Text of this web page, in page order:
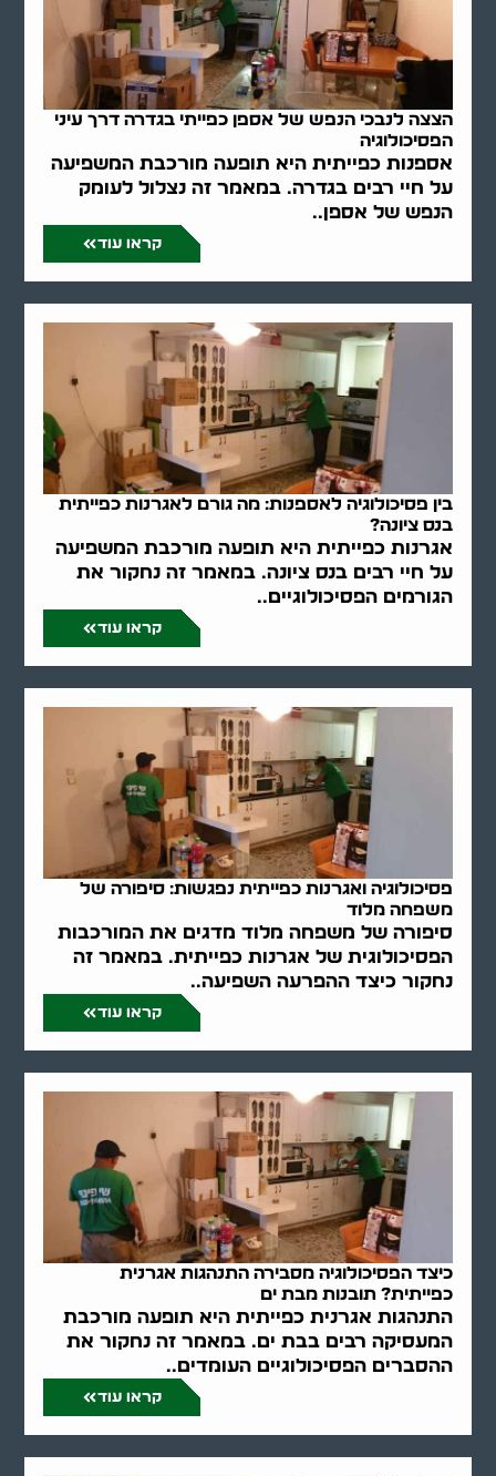
הצצה לנבכי הנפש של אספן כפייתי בגדרה דרך עיני
הפסיכולוגיה
אספנות כפייתית היא תופעה מורכבת המשפיעה
על חיי רבים בגדרה. במאמר זה נצלול לעומק
הנפש של אספן..
קראו עוד
בין פסיכולוגיה לאספנות: מה גורם לאגרנות כפייתית
בנס ציונה?
אגרנות כפייתית היא תופעה מורכבת המשפיעה
על חיי רבים בנס ציונה. במאמר זה נחקור את
הגורמים הפסיכולוגיים..
קראו עוד
פסיכולוגיה ואגרנות כפייתית נפגשות: סיפורה של
משפחה מלוד
סיפורה של משפחה מלוד מדגים את המורכבות
הפסיכולוגית של אגרנות כפייתית. במאמר זה
נחקור כיצד ההפרעה השפיעה..
קראו עוד
כיצד הפסיכולוגיה מסבירה התנהגות אגרנית
כפייתית? תובנות מבת ים
התנהגות אגרנית כפייתית היא תופעה מורכבת
המעסיקה רבים בבת ים. במאמר זה נחקור את
ההסברים הפסיכולוגיים העומדים..
קראו עוד